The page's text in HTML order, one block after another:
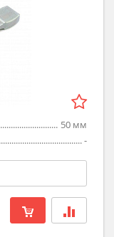
50 мм
-